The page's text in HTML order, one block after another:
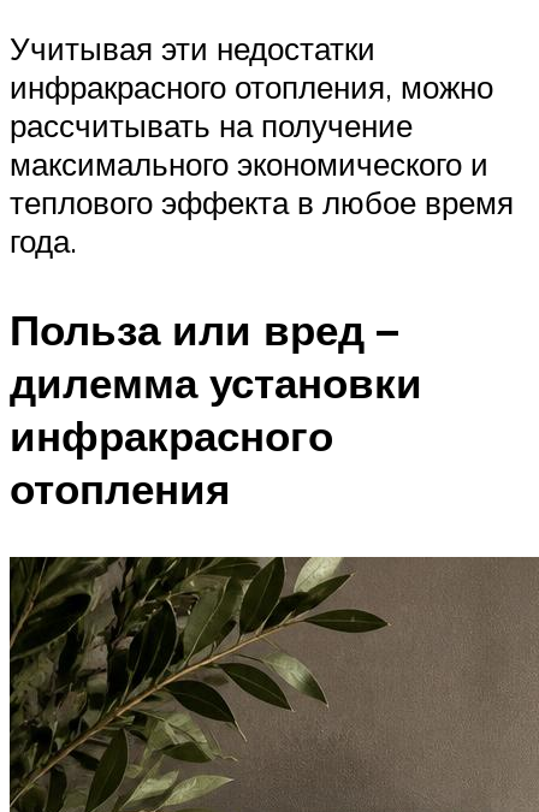
Учитывая эти недостатки
инфракрасного отопления, можно
рассчитывать на получение
максимального экономического и
теплового эффекта в любое время
года.
Польза или вред –
дилемма установки
инфракрасного
отопления